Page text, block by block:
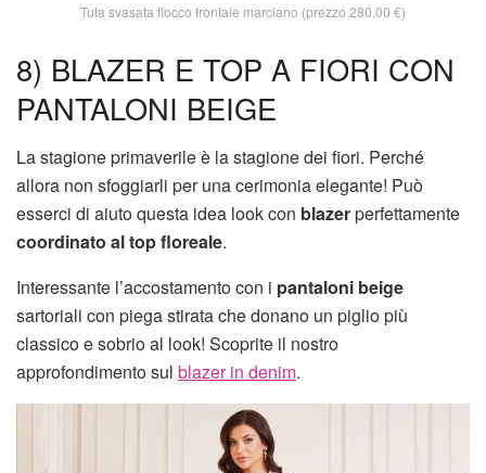
Tuta svasata fiocco frontale marciano (prezzo 280,00 €)
8) BLAZER E TOP A FIORI CON
PANTALONI BEIGE
La stagione primaverile è la stagione dei fiori. Perché
allora non sfoggiarli per una cerimonia elegante! Può
esserci di aiuto questa idea look con blazerperfettamente
coordinato al top floreale.
Interessante l’accostamento con i pantaloni beige
sartoriali con piega stirata che donano un piglio più
classico e sobrio al look! Scoprite il nostro
approfondimento sul blazer in denim.